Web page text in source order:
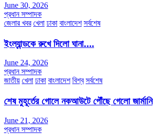
June 30, 2026
প্রধান সম্পাদক
জেলার খবর খেলা ঢাকা বাংলাদেশ সর্বশেষ
ইংল্যান্ডকে রুখে দিলো ঘানা….
June 24, 2026
প্রধান সম্পাদক
জাতীয় খেলা ঢাকা বাংলাদেশ বিশ্ব সর্বশেষ
শেষ মুহূর্তের গোলে নকআউটে পৌঁছে গেলো জার্মানি
June 21, 2026
প্রধান সম্পাদক